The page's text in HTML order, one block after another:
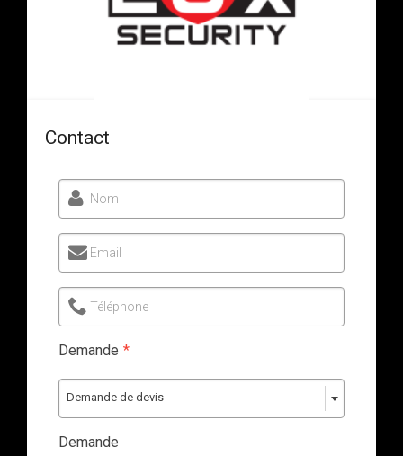
Contact
Nom
Email
Téléphone
Demande *
Demande de devis
Demande